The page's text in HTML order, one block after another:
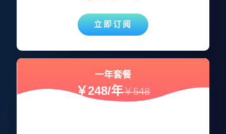
立即订阅
一年套餐
￥248/年￥548